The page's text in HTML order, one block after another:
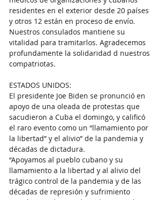
residentes en el exterior desde 20 países
y otros 12 están en proceso de envío.
Nuestros consulados mantiene su
vitalidad para tramitarlos. Agradecemos
profundamente la solidaridad d nuestros
compatriotas.
ESTADOS UNIDOS:
El presidente Joe Biden se pronunció en
apoyo de una oleada de protestas que
sacudieron a Cuba el domingo, y calificó
el raro evento como un “llamamiento por
la libertad” y el alivio” de la pandemia y
décadas de dictadura.
“Apoyamos al pueblo cubano y su
llamamiento a la libertad y al alivio del
trágico control de la pandemia y de las
décadas de represión y sufrimiento